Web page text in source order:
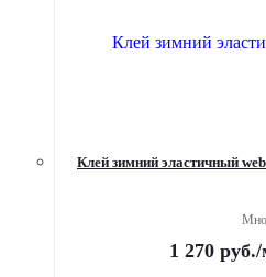
Клей зимний эластичный
1 270 руб./